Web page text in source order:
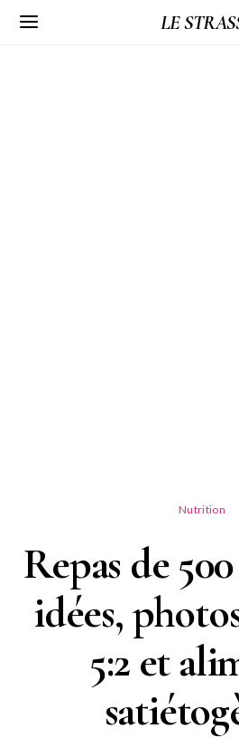
LE
Nutrition
Repas de
idées,
5:2 et